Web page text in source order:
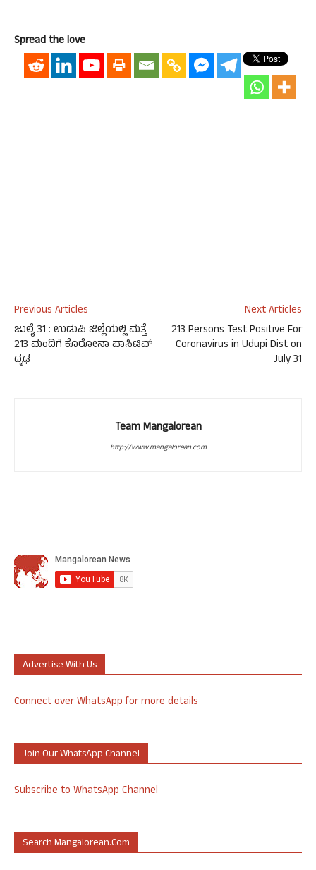
Spread the love
Previous Articles
ಜುಲೈ 31 : ಉಡುಪಿ ಜಿಲ್ಲೆಯಲ್ಲಿ ಮತ್ತೆ
213 ಮಂದಿಗೆ ಕೊರೋನಾ ಪಾಸಿಟಿವ್
ದೃಢ
Next Articles
213 Persons Test Positive For
Coronavirus in Udupi Dist on
July 31
Team Mangalorean
http://www.mangalorean.com
Advertise With Us
Connect over WhatsApp for more details
Join Our WhatsApp Channel
Subscribe to WhatsApp Channel
Search Mangalorean.com